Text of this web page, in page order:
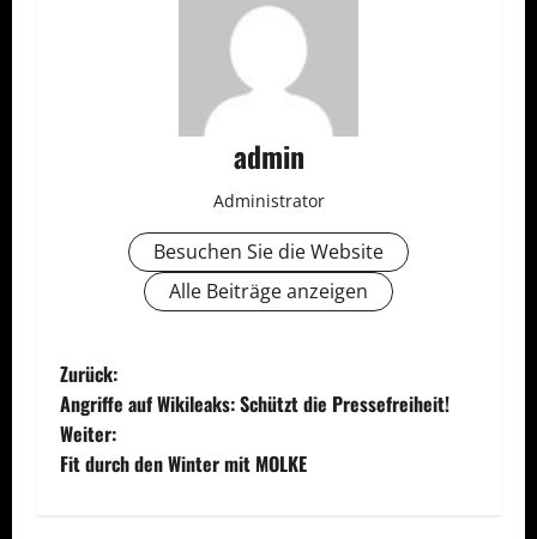
admin
Administrator
Besuchen Sie die Website
Alle Beiträge anzeigen
B
e
i
Zurück:
Angriffe auf Wikileaks: Schützt die Pressefreiheit!
Weiter:
Fit durch den Winter mit MOLKE